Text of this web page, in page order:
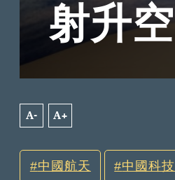
射升空
A- A+
中國航天 中國科技